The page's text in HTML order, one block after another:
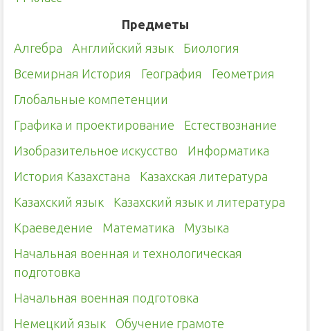
Предметы
Алгебра
Английский язык
Биология
Всемирная История
География
Геометрия
Глобальные компетенции
Графика и проектирование
Естествознание
Изобразительное искусство
Информатика
История Казахстана
Казахская литература
Казахский язык
Казахский язык и литература
Краеведение
Математика
Музыка
Начальная военная и технологическая
подготовка
Начальная военная подготовка
Немецкий язык
Обучение грамоте